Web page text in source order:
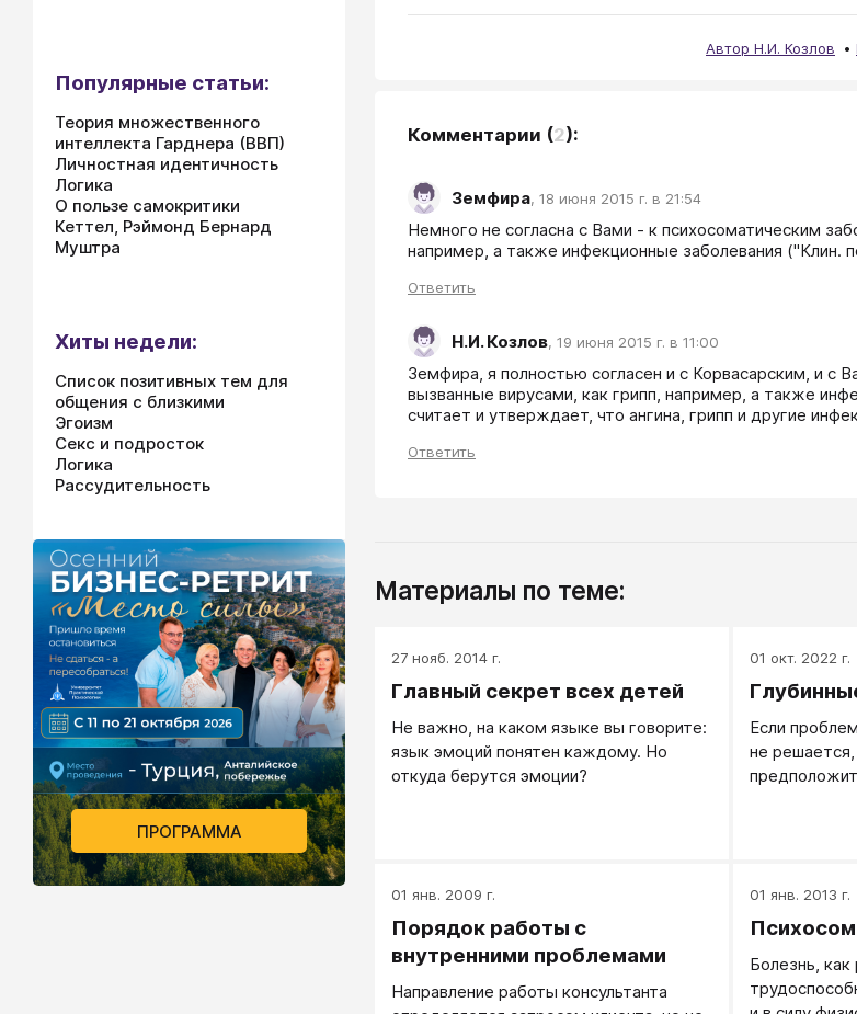
Автор Н.И. Козлов
Комментарии (2):
Земфира, 18 июня 2015 г. в 21:54
Немного не согласна с Вами - к психосоматическим
например, а также инфекционные заболевания ("Клин.
Ответить
Н.И. Козлов, 19 июня 2015 г. в 11:00
Земфира, я полностью согласен и с Корвасарским, и с
вызванные вирусами, как грипп, например, а также
считает и утверждает, что ангина, грипп и другие
Ответить
Материалы по теме:
27 нояб. 2014 г.
Главный секрет всех детей
Не важно, на каком языке вы говорите:
язык эмоций понятен каждому. Но
откуда берутся эмоции?
01 окт. 2022 г.
Если
не
01 янв. 2009 г.
Порядок работы с
внутренними проблемами
Направление работы консультанта
01 янв. 2013 г.
Болезнь,
Популярные статьи:
Теория множественного
интеллекта Гарднера (ВВП)
Личностная идентичность
Логика
О пользе самокритики
Кеттел, Рэймонд Бернард
Муштра
Хиты недели:
Список позитивных тем для
общения с близкими
Эгоизм
Секс и подросток
Логика
Рассудительность
ПРОГРАММА